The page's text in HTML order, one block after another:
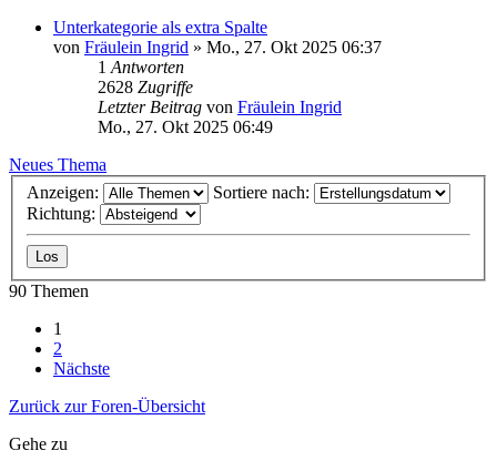
Unterkategorie als extra Spalte
von Fräulein Ingrid » Mo., 27. Okt 2025 06:37
1 Antworten
2628 Zugriffe
Letzter Beitrag von Fräulein Ingrid
Mo., 27. Okt 2025 06:49
Neues Thema
Anzeigen:
Sortiere nach:
Richtung:
90 Themen
1
2
Nächste
Zurück zur Foren-Übersicht
Gehe zu